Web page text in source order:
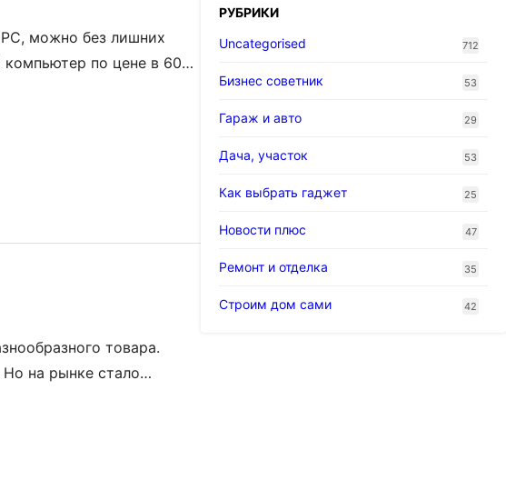
можно без лишних
по цене в 600
вас точно не
товара.
Но на рынке стало
обладают хорошими
РУБРИКИ
Uncategorised
712
Бизнес советник 53
Гараж и авто 29
Дача, участок 53
Как выбрать гаджет 25
Новости плюс 47
Ремонт и отделка 35
Строим дом сами 42